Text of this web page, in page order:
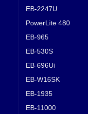
EB-2247U
PowerLite 480
EB-965
EB-530S
EB-696Ui
EB-W16SK
EB-1935
EB-11000